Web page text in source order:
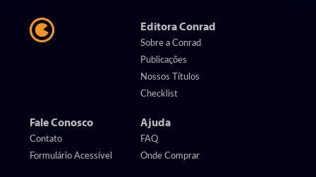
Editora Conrad
Sobre a Conrad
Publicações
Nossos Títulos
Checklist
Fale Conosco
Contato
Formulário Acessível
Ajuda
FAQ
Onde Comprar